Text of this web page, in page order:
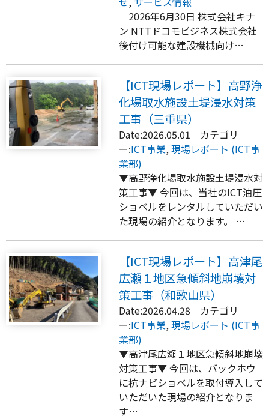
2026年6月30日 株式会社キナ
ン NTTドコモビジネス株式会社
後付け可能な建設機械向け…
【ICT現場レポート】高野浄
化場取水施設土堤浸水対策
工事（三重県）
Date:2026.05.01 カテゴリ
ー:ICT事業,現場レポート (ICT事
業部)
▼高野浄化場取水施設土堤浸水対
策工事▼ 今回は、当社のICT油圧
ショベルをレンタルしていただい
た現場の紹介となります。 …
【ICT現場レポート】高津尾
広瀬１地区急傾斜地崩壊対
策工事（和歌山県）
Date:2026.04.28 カテゴリ
ー:ICT事業,現場レポート (ICT事
業部)
▼高津尾広瀬１地区急傾斜地崩壊
対策工事▼ 今回は、バックホウ
に杭ナビショベルを取付導入して
いただいた現場の紹介となりま
す…